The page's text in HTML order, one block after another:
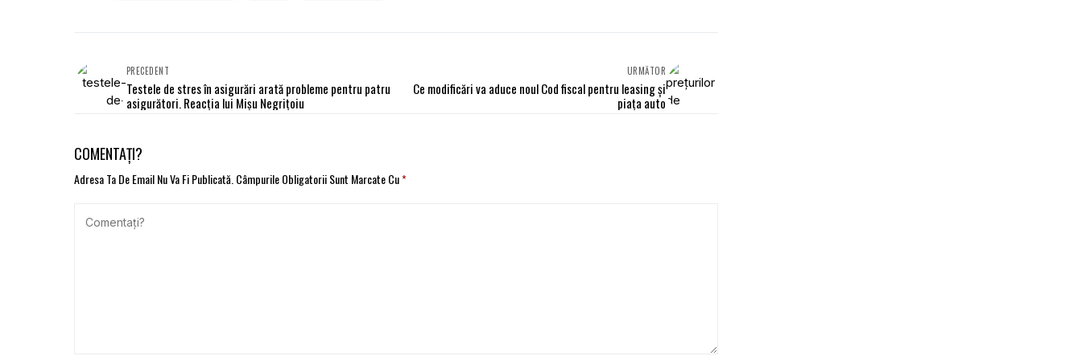
PRECEDENT
Testele de stres în asigurări arată probleme pentru patru
asigurători. Reacţia lui Mişu Negriţoiu
URMĂTOR
Ce modificări va aduce noul Cod fiscal pentru leasing şi
piaţa auto
COMENTAȚI?
Adresa Ta De Email Nu Va Fi Publicată. Câmpurile Obligatorii Sunt Marcate Cu*